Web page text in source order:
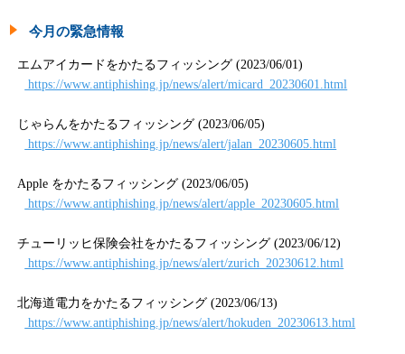
今月の緊急情報
エムアイカードをかたるフィッシング (2023/06/01)
https://www.antiphishing.jp/news/alert/micard_20230601.html
じゃらんをかたるフィッシング (2023/06/05)
https://www.antiphishing.jp/news/alert/jalan_20230605.html
Apple をかたるフィッシング (2023/06/05)
https://www.antiphishing.jp/news/alert/apple_20230605.html
チューリッヒ保険会社をかたるフィッシング (2023/06/12)
https://www.antiphishing.jp/news/alert/zurich_20230612.html
北海道電力をかたるフィッシング (2023/06/13)
https://www.antiphishing.jp/news/alert/hokuden_20230613.html